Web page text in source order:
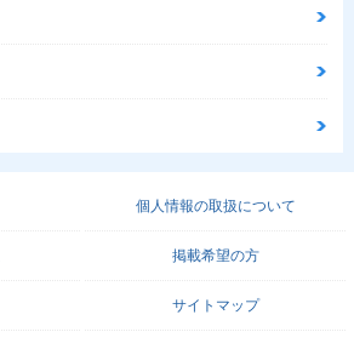
個人情報の取扱について
掲載希望の方
サイトマップ